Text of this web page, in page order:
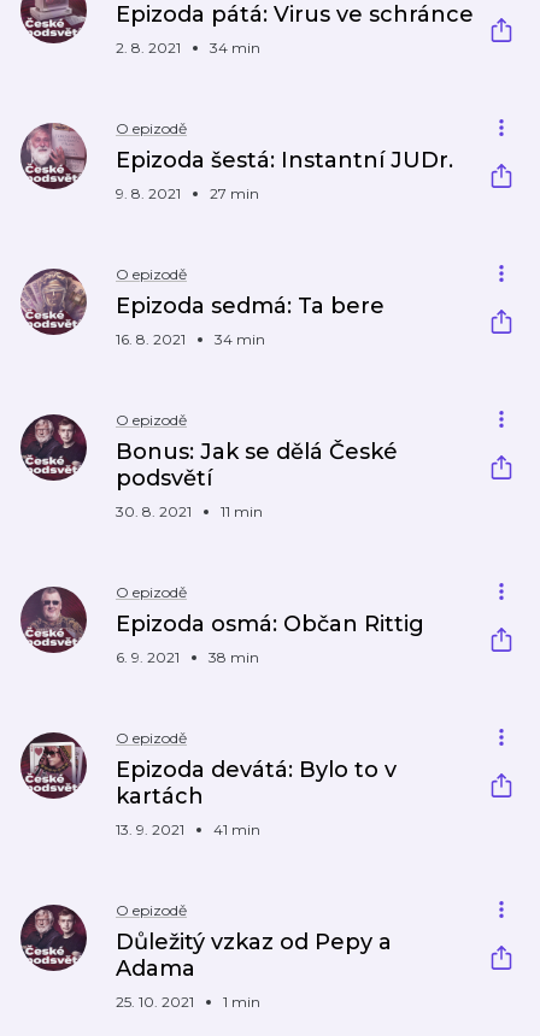
Epizoda pátá: Virus ve schránce
2. 8. 2021 34 min
O epizodě
Epizoda šestá: Instantní JUDr.
9. 8. 2021 27 min
O epizodě
Epizoda sedmá: Ta bere
16. 8. 2021 34 min
O epizodě
Bonus: Jak se dělá České
podsvětí
30. 8. 2021 11 min
O epizodě
Epizoda osmá: Občan Rittig
6. 9. 2021 38 min
O epizodě
Epizoda devátá: Bylo to v
kartách
13. 9. 2021 41 min
O epizodě
Důležitý vzkaz od Pepy a
Adama
25. 10. 2021 1 min